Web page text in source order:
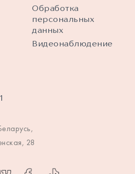
Обработка
персональных
данных
Видеонаблюдение
28